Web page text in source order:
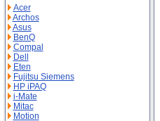
Acer
Archos
Asus
BenQ
Compal
Dell
Eten
Fujitsu Siemens
HP iPAQ
i-Mate
Mitac
Motion